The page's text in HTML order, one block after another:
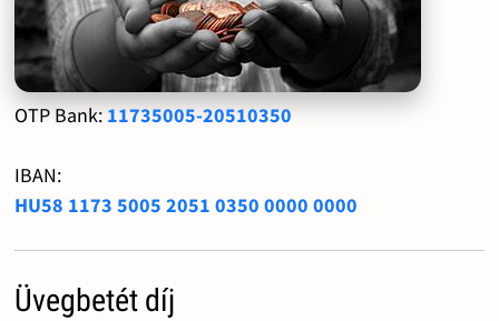
OTP Bank: 11735005-20510350
IBAN:
HU58 1173 5005 2051 0350 0000 0000
Üvegbetét díj